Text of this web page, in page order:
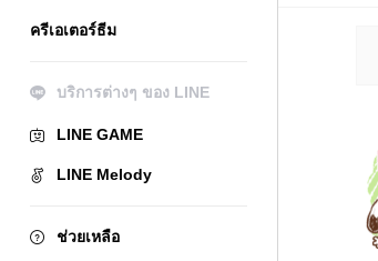
ครีเอเตอร์ธีม
บริการต่างๆ ของ LINE
LINE GAME
LINE Melody
ช่วยเหลือ